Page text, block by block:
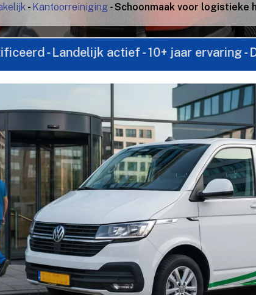
- Kantoorreiniging - Schoonmaak voor logistieke
actief - 10+ jaar ervaring - Direct